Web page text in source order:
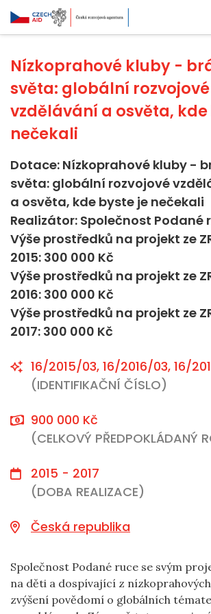
Nízkoprahové kluby -
světa: globální rozvojové
vzdělávání a osvěta,
nečekali
Dotace: Nízkoprahové kluby -
světa: globální rozvojové
a osvěta, kde byste je nečekali
Realizátor: Společnost Podané
Výše prostředků na projekt ze
2015: 300 000 Kč
Výše prostředků na projekt ze
2016: 300 000 Kč
Výše prostředků na projekt ze
2017: 300 000 Kč
16/2015/03, 16/2016/03, 16/
(IDENTIFIKAČNÍ ČÍSLO)
900 000 Kč
(CELKOVÝ PŘEDPOKLÁDANÝ
2015 - 2017
(DOBA REALIZACE)
Česká republika
Společnost Podané ruce se svým
na děti a dospívající z
zvýšení povědomí o globálních